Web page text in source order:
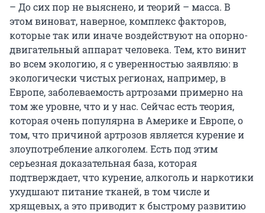
– До сих пор не выяснено, и теорий – масса. В
этом виноват, наверное, комплекс факторов,
которые так или иначе воздействуют на опорно-
двигательный аппарат человека. Тем, кто винит
во всем экологию, я с уверенностью заявляю: в
экологически чистых регионах, например, в
Европе, заболеваемость артрозами примерно на
том же уровне, что и у нас. Сейчас есть теория,
которая очень популярна в Америке и Европе, о
том, что причиной артрозов является курение и
злоупотребление алкоголем. Есть под этим
серьезная доказательная база, которая
подтверждает, что курение, алкоголь и наркотики
ухудшают питание тканей, в том числе и
хрящевых, а это приводит к быстрому развитию